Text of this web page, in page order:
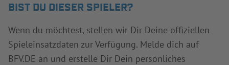
BIST DU DIESER SPIELER?
Wenn du möchtest, stellen wir Dir Deine offiziellen
Spieleinsatzdaten zur Verfügung. Melde dich auf
BFV.DE an und erstelle Dir Dein persönliches